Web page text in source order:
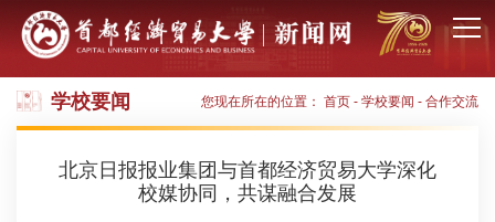
学校要闻 您现在所在的位置： 首页 - 学校要闻 - 合作交流
北京日报报业集团与首都经济贸易大学深化
校媒协同，共谋融合发展